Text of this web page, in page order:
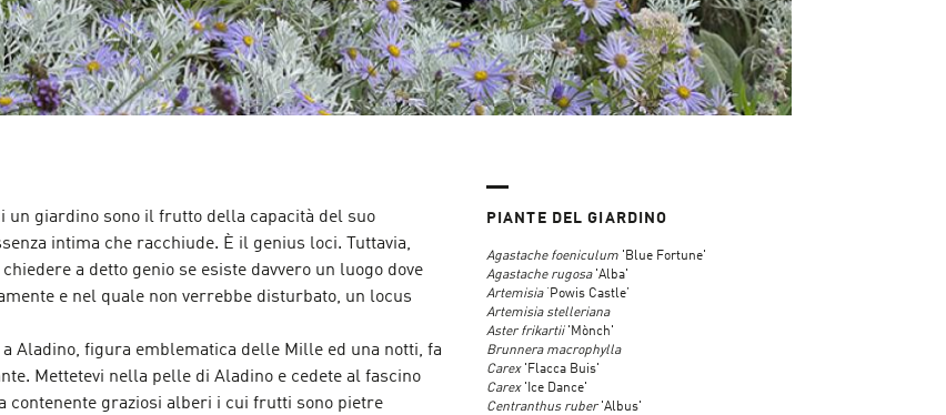
un giardino sono il frutto della capacità del suo
intima che racchiude. È il genius loci. Tuttavia,
a detto genio se esiste davvero un luogo dove
e nel quale non verrebbe disturbato, un locus
Aladino, figura emblematica delle Mille ed una notti, fa
Mettetevi nella pelle di Aladino e cedete al fascino
graziosi alberi i cui frutti sono pietre
PIANTE DEL GIARDINO
Agastache foeniculum 'Blue Fortune'
Agastache rugosa'Alba'
Artemisia‘Powis Castle’
Artemisia stelleriana
Aster frikartii'Mònch'
Brunnera macrophylla
Carex'Flacca Buis'
Carex'Ice Dance'
Centranthus ruber'Albus'